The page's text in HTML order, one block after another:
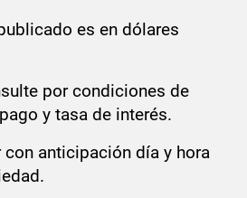
es en dólares
por condiciones de
y tasa de interés.
con anticipación día y hora